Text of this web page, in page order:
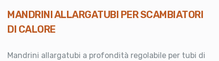
MANDRINI ALLARGATUBI PER SCAMBIATORI
DI CALORE
Mandrini allargatubi a profondità regolabile per tubi di